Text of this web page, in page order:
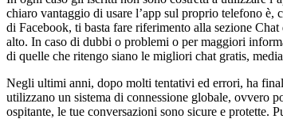
chiaro vantaggio di usare l’app sul proprio telefono è,
di Facebook, ti basta fare riferimento alla sezione
alto. In caso di dubbi o problemi o per maggiori
di quelle che ritengo siano le migliori chat gratis,
Negli ultimi anni, dopo molti tentativi ed errori, ha
utilizzano un sistema di connessione globale, ovvero
ospitante, le tue conversazioni sono sicure e protette.